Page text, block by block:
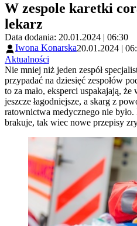
W zespole karetki
lekarz
Data dodania: 20.01.2024 | 06:30
Iwona Konarska20.01.2024 |
Aktualności
Nie mniej niż jeden zespół
przypadać na dziesięć zespołów
to za mało, eksperci uspakajają,
jeszcze łagodniejsze, a skarg z
ratownictwa medycznego nie
brakuje, tak wiec nowe przepisy